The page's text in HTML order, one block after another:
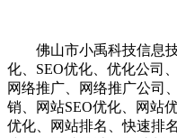
佛山市小禹科技信息技
化、SEO优化、优化公司
网络推广、网络推广公司
销、网站SEO优化、网站
优化、网站排名、快速排